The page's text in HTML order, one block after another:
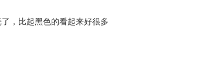
，比起黑色的看起来好很多